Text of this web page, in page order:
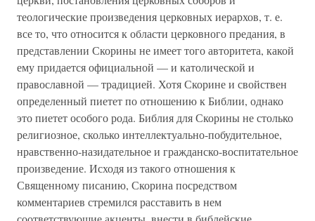
теологические произведения церковных иерархов, т. е.
все то, что относится к области церковного предания, в
представлении Скорины не имеет того авторитета, какой
ему придается официальной — и католической и
православной — традицией. Хотя Скорине и свойствен
определенный пиетет по отношению к Библии, однако
это пиетет особого рода. Библия для Скорины не столько
религиозное, сколько интеллектуально-побудительное,
нравственно-назидательное и гражданско-воспитательное
произведение. Исходя из такого отношения к
Священному писанию, Скорина посредством
комментариев стремился расставить в нем